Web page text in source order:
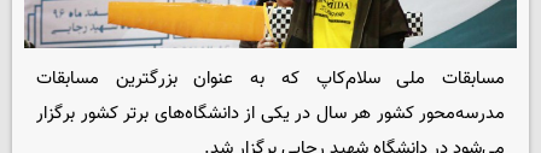
مسابقات ملی سلام‌کاپ که به عنوان بزرگترین مسابقات
مدرسه‌محور کشور هر سال در یکی از دانشگاه‌های برتر کشور برگزار